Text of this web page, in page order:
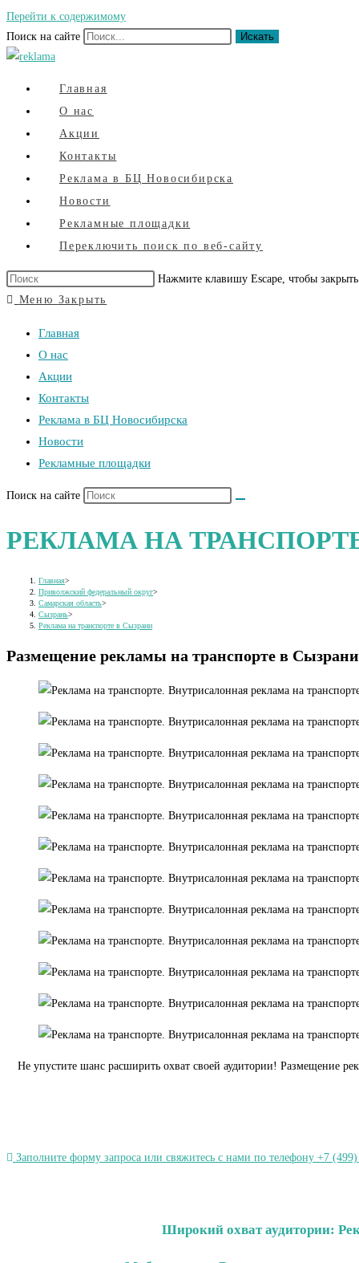
Перейти к содержимому
Поиск на сайте
Искать
Главная
О нас
Акции
Контакты
Реклама в БЦ Новосибирска
Новости
Рекламные площадки
Переключить поиск по веб-сайту
Нажмите клавишу Escape, чтобы
Меню Закрыть
Главная
О нас
Акции
Контакты
Реклама в БЦ Новосибирска
Новости
Рекламные площадки
Поиск на сайте
РЕКЛАМА НА
Главная>
Приволжский федеральный округ>
Самарская область>
Сызрань>
Реклама на транспорте в Сызрани
Размещение рекламы на транспорте в Сызрани
Не упустите шанс расширить охват своей аудитории! Размещение
Заполните форму запроса или свяжитесь с нами по телефону +7
Широкий охват аудитории: